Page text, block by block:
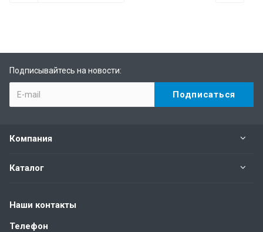
Подписывайтесь на новости:
Компания
Каталог
Наши контакты
Телефон